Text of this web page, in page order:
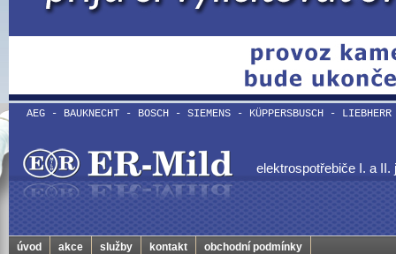
AEG - BAUKNECHT - BOSCH - SIEMENS - KÜPPERSBUSCH -
elektrospotřebiče I. a
úvod akce služby kontakt obchodní podmínky